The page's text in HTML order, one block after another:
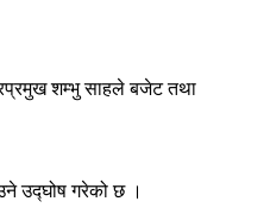
शम्भु साहले बजेट तथा
उद्घोष गरेको छ ।